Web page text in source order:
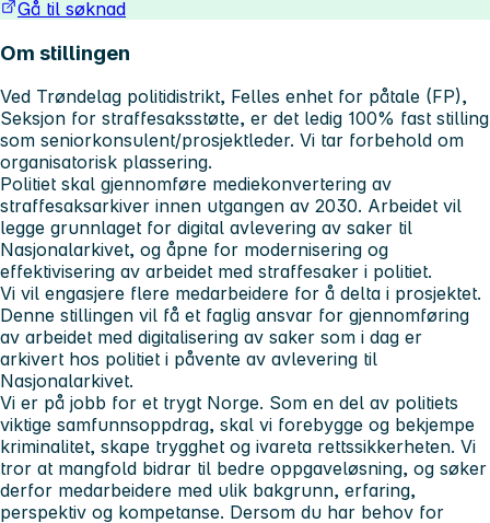
Gå til søknad
Om stillingen
Ved Trøndelag politidistrikt, Felles enhet for påtale (FP),
Seksjon for straffesaksstøtte, er det ledig 100% fast stilling
som seniorkonsulent/prosjektleder. Vi tar forbehold om
organisatorisk plassering.
Politiet skal gjennomføre mediekonvertering av
straffesaksarkiver innen utgangen av 2030. Arbeidet vil
legge grunnlaget for digital avlevering av saker til
Nasjonalarkivet, og åpne for modernisering og
effektivisering av arbeidet med straffesaker i politiet.
Vi vil engasjere flere medarbeidere for å delta i prosjektet.
Denne stillingen vil få et faglig ansvar for gjennomføring
av arbeidet med digitalisering av saker som i dag er
arkivert hos politiet i påvente av avlevering til
Nasjonalarkivet.
Vi er på jobb for et trygt Norge. Som en del av politiets
viktige samfunnsoppdrag, skal vi forebygge og bekjempe
kriminalitet, skape trygghet og ivareta rettssikkerheten. Vi
tror at mangfold bidrar til bedre oppgaveløsning, og søker
derfor medarbeidere med ulik bakgrunn, erfaring,
perspektiv og kompetanse. Dersom du har behov for